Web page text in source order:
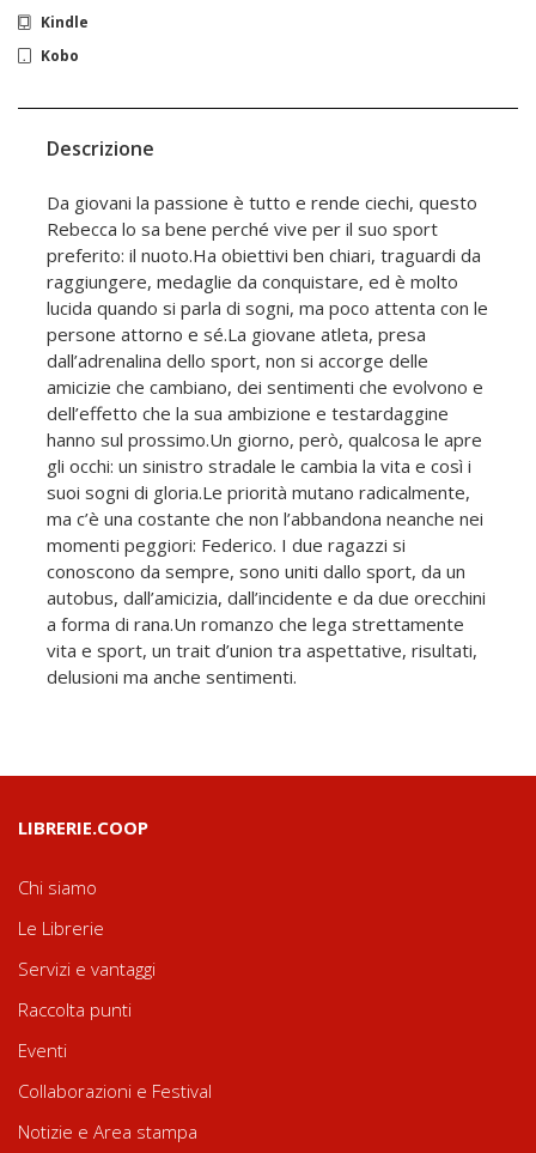
Kindle
Kobo
Descrizione
Da giovani la passione è tutto e rende ciechi, questo
Rebecca lo sa bene perché vive per il suo sport
preferito: il nuoto.Ha obiettivi ben chiari, traguardi da
raggiungere, medaglie da conquistare, ed è molto
lucida quando si parla di sogni, ma poco attenta con le
persone attorno e sé.La giovane atleta, presa
dall’adrenalina dello sport, non si accorge delle
amicizie che cambiano, dei sentimenti che evolvono e
dell’effetto che la sua ambizione e testardaggine
hanno sul prossimo.Un giorno, però, qualcosa le apre
gli occhi: un sinistro stradale le cambia la vita e così i
suoi sogni di gloria.Le priorità mutano radicalmente,
ma c’è una costante che non l’abbandona neanche nei
momenti peggiori: Federico. I due ragazzi si
conoscono da sempre, sono uniti dallo sport, da un
autobus, dall’amicizia, dall’incidente e da due orecchini
a forma di rana.Un romanzo che lega strettamente
vita e sport, un trait d’union tra aspettative, risultati,
delusioni ma anche sentimenti.
LIBRERIE.COOP
Chi siamo
Le Librerie
Servizi e vantaggi
Raccolta punti
Eventi
Collaborazioni e Festival
Notizie e Area stampa